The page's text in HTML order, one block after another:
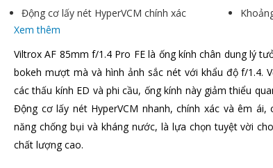
Động cơ lấy nét HyperVCM chính xác
Xem thêm
Viltrox AF 85mm f/1.4 Pro FE là ống kính chân dung lý
bokeh mượt mà và hình ảnh sắc nét với khẩu độ f/1.4.
các thấu kính ED và phi cầu, ống kính này giảm thiểu
Động cơ lấy nét HyperVCM nhanh, chính xác và êm
năng chống bụi và kháng nước, là lựa chọn tuyệt vời
chất lượng cao.